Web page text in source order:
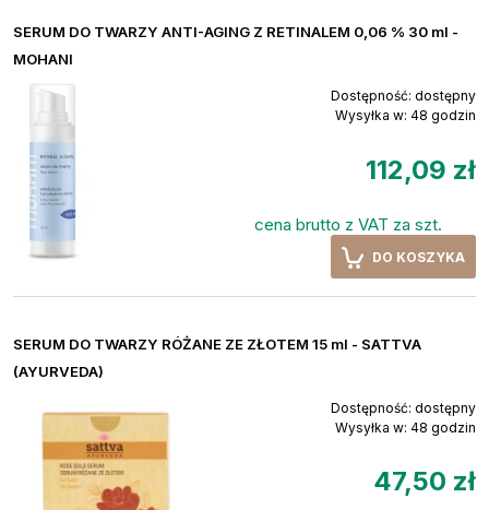
SERUM DO TWARZY ANTI-AGING Z RETINALEM 0,06 % 30 ml -
MOHANI
Dostępność: dostępny
Wysyłka w: 48 godzin
112,09 zł
cena brutto z VAT za szt.
DO KOSZYKA
SERUM DO TWARZY RÓŻANE ZE ZŁOTEM 15 ml - SATTVA
(AYURVEDA)
Dostępność: dostępny
Wysyłka w: 48 godzin
47,50 zł